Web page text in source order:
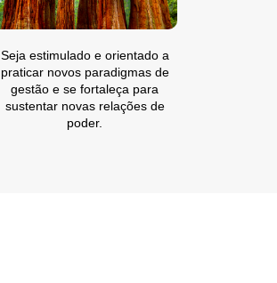
Seja estimulado e orientado a
praticar novos paradigmas de
gestão e se fortaleça para
sustentar novas relações de
poder.